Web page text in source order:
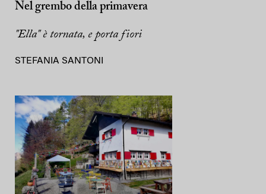
Nel grembo della primavera
"Ella" è tornata, e porta fiori
STEFANIA SANTONI